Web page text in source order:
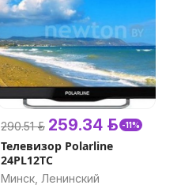
290.51 р. 259.34 р. -11%
Телевизор Polarline
24PL12TC
Минск, Ленинский